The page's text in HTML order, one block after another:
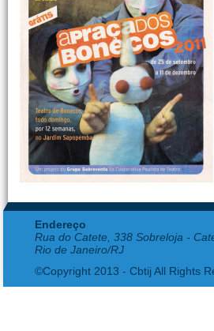
Endereço
Rua do Catete, 338 Sobreloja -
Rio de Janeiro/RJ
©Copyright 2013 - Cbtij All Rights